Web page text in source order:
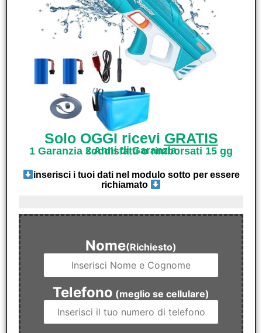
Solo OGGI ricevi GRATIS
1 Garanzia soddisfatti o rimborsati 15 gg
2 Anni di Garanzia
inserisci i tuoi dati nel modulo sotto per essere
richiamato
Nome(Richiesto)
Telefono (meglio se cellulare)